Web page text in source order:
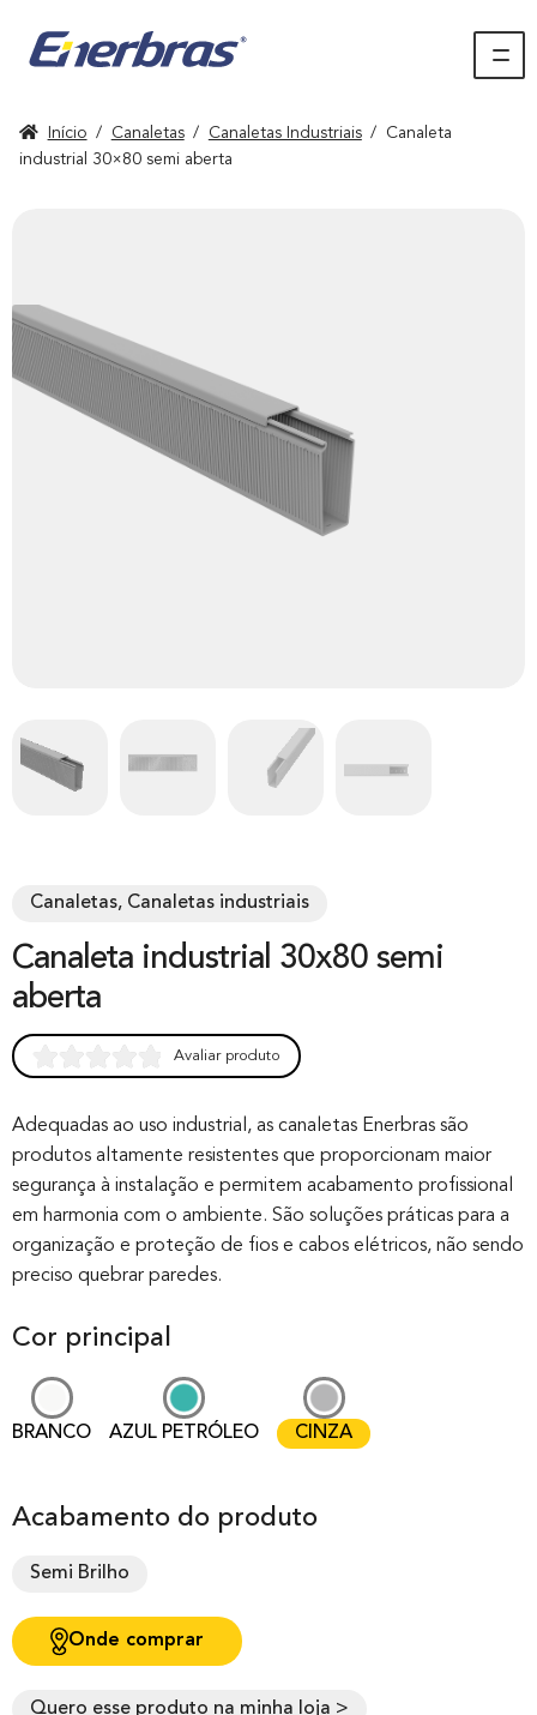
Início / Canaletas / Canaletas Industriais /
Canaleta
industrial 30×80 semi aberta
Canaletas, Canaletas industriais
Canaleta industrial 30x80 semi
aberta
out of 0
based on
customer
rating
Avaliar produto
Adequadas ao uso industrial, as canaletas Enerbras são
produtos altamente resistentes que proporcionam maior
segurança à instalação e permitem acabamento profissional
em harmonia com o ambiente. São soluções práticas para a
organização e proteção de fios e cabos elétricos, não sendo
preciso quebrar paredes.
Cor principal
BRANCO AZUL PETRÓLEO CINZA
Acabamento do produto
Semi Brilho
Onde comprar
Quero esse produto na minha loja >